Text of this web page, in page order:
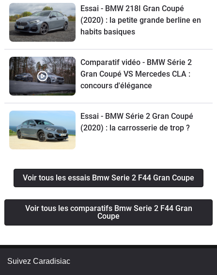
Essai - BMW 218I Gran Coupé
(2020) : la petite grande berline en
habits basiques
Comparatif vidéo - BMW Série 2
Gran Coupé VS Mercedes CLA :
concours d'élégance
Essai - BMW Série 2 Gran Coupé
(2020) : la carrosserie de trop ?
Voir tous les essais Bmw Serie 2 F44 Gran Coupe
Voir tous les comparatifs Bmw Serie 2 F44 Gran
Coupe
Suivez Caradisiac